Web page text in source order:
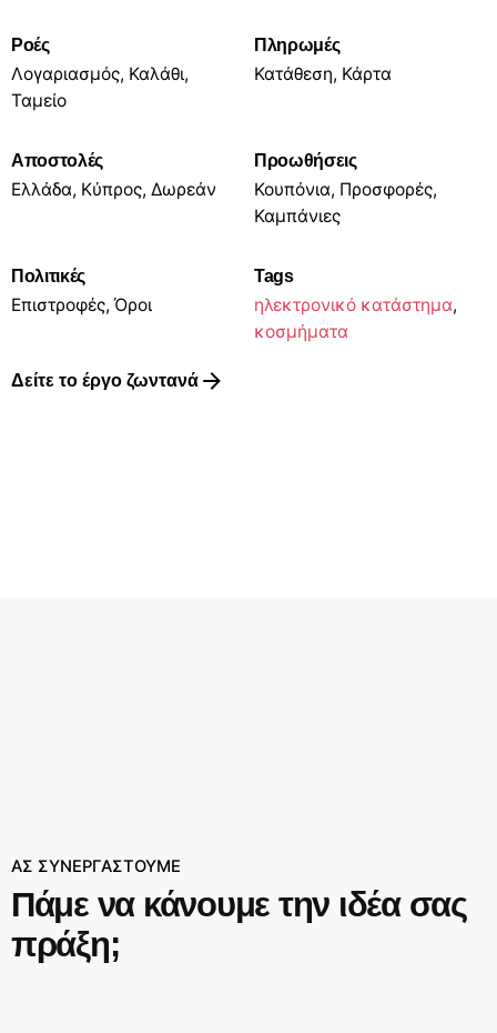
Ροές
Λογαριασμός, Καλάθι,
Ταμείο
Πληρωμές
Κατάθεση, Κάρτα
Αποστολές
Ελλάδα, Κύπρος, Δωρεάν
Προωθήσεις
Κουπόνια, Προσφορές,
Καμπάνιες
Πολιτικές
Επιστροφές, Όροι
Tags
ηλεκτρονικό κατάστημα,
κοσμήματα
Δείτε το έργο ζωντανά
ΑΣ ΣΥΝΕΡΓΑΣΤΟΥΜΕ
Πάμε να κάνουμε την ιδέα σας
πράξη;